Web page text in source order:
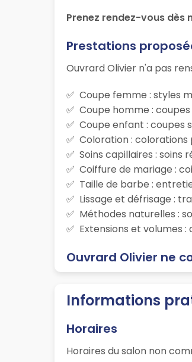
Prenez rendez-vous dès
Prestations
Ouvrard Olivier n'a pas
Coupe femme : styles
Coupe homme :
Coupe enfant : coupes
Coloration :
Soins capillaires :
Coiffure de mariage :
Taille de barbe :
Lissage et défrisage :
Méthodes naturelles :
Extensions et volumes
Ouvrard Olivier ne
Informations
Horaires
Horaires du salon non